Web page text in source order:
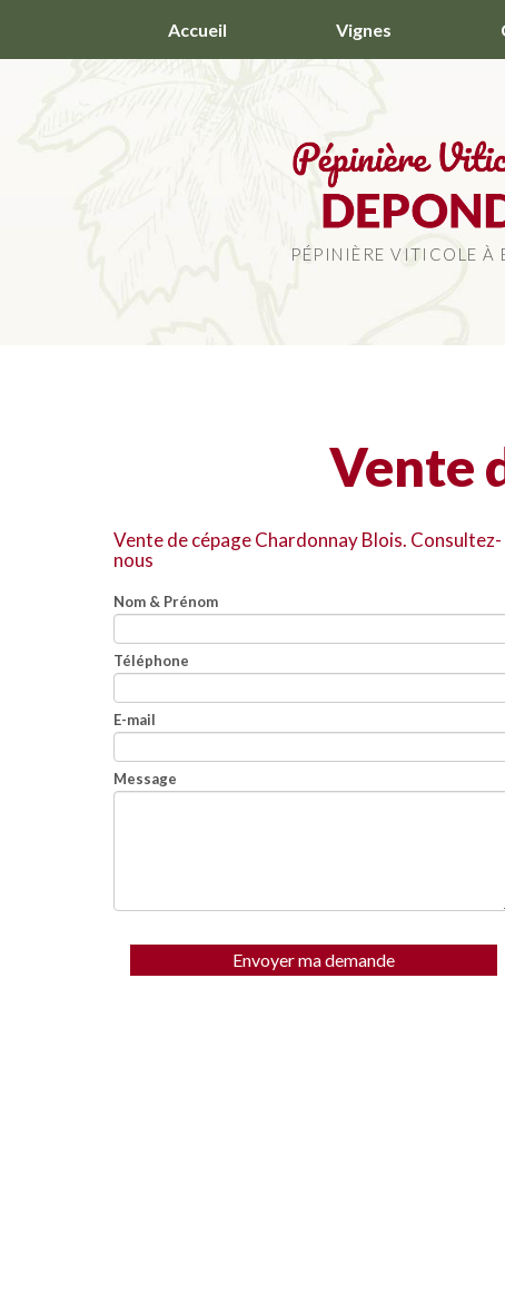
contenu
Accueil Vignes
PÉPINIÈRE VITICOLE À
Vente
Vente de cépage Chardonnay Blois. Consultez-
nous
Nom & Prénom
Téléphone
E-mail
Message
Envoyer ma demande